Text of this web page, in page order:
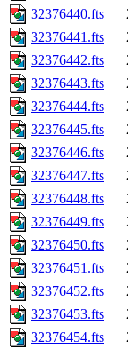
32376440.fts
32376441.fts
32376442.fts
32376443.fts
32376444.fts
32376445.fts
32376446.fts
32376447.fts
32376448.fts
32376449.fts
32376450.fts
32376451.fts
32376452.fts
32376453.fts
32376454.fts